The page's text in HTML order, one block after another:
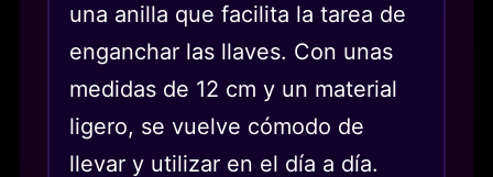
una anilla que facilita la tarea de
enganchar las llaves. Con unas
medidas de 12 cm y un material
ligero, se vuelve cómodo de
llevar y utilizar en el día a día.